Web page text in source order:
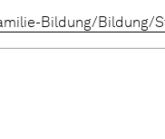
Bildung/Bildung/